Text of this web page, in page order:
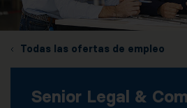
Todas las ofertas de empleo
Senior Legal &